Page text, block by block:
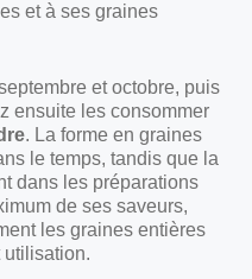
et à ses graines
et octobre, puis
ensuite les consommer
. La forme en graines
le temps, tandis que la
dans les préparations
de ses saveurs,
les graines entières
utilisation.